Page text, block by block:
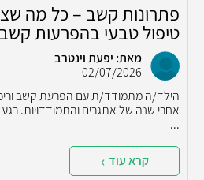
פתרונות קשב – כל מה
טיפול טבעי בהפרעות קשב
מאת: יפעת וינטרב
02/07/2026
הילד/ה מתמודד/ת עם הפרעת קשב
אחרי שנה של אתגרים והתמודדויות.
...
קרא עוד